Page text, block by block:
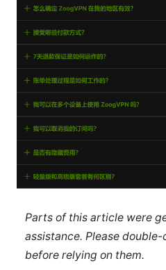
Parts of this article were
assistance. Please
before relying on them.